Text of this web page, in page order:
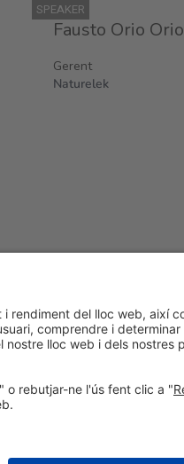
SPEAKER
Fausto Orio Orio
Gerent
Naturelek